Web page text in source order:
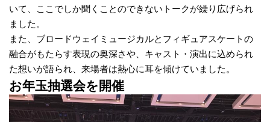
いて、ここでしか聞くことのできないトークが繰り広げられ
ました。
また、ブロードウェイミュージカルとフィギュアスケートの
融合がもたらす表現の奥深さや、キャスト・演出に込められ
た想いが語られ、来場者は熱心に耳を傾けていました。
お年玉抽選会を開催